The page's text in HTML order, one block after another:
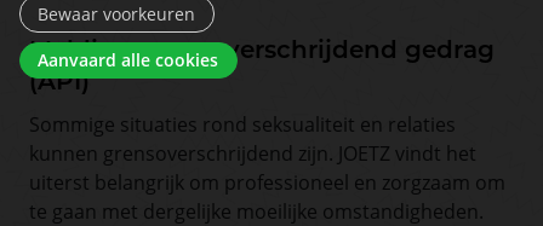
Bewaar voorkeuren
Aanvaard alle cookies Toestemming intrekken
Melding grensoverschrijdend gedrag
(API)
Sommige situaties rond seksualiteit en relaties
kunnen grensoverschrijdend zijn. JOETZ vindt het
uiterst belangrijk om professioneel en zorgzaam om
te gaan met dergelijke moeilijke omstandigheden.